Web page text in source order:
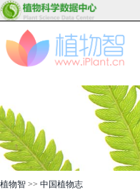
植物智 >> 中国植物志